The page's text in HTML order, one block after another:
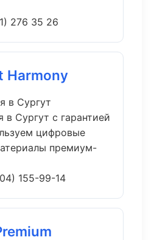
276 35 26
Harmony
в Сургут
в Сургут с гарантией
цифровые
премиум-
155-99-14